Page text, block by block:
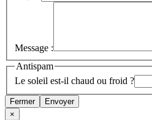
Message :
Antispam
Le soleil est-il chaud ou froid ?
Fermer
Envoyer
×